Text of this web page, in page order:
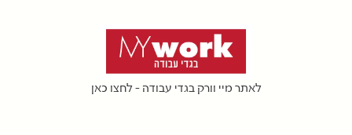
לאתר מיי וורק בגדי עבודה - לחצו כאן